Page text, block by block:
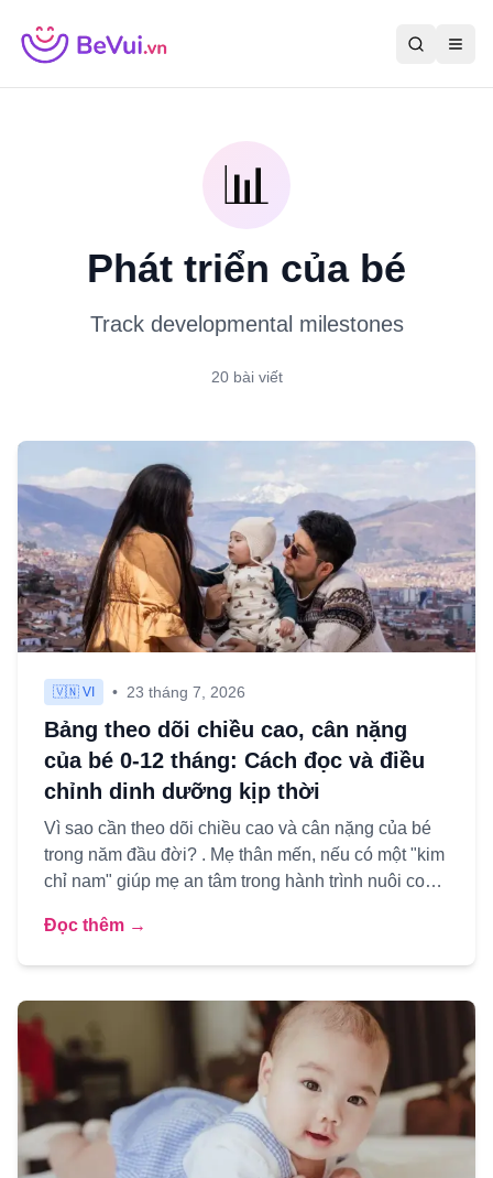
📊
Phát triển của bé
Track developmental milestones
20bài viết
🇻🇳 VI • 23 tháng 7, 2026
Bảng theo dõi chiều cao, cân nặng
của bé 0-12 tháng: Cách đọc và điều
chỉnh dinh dưỡng kịp thời
Vì sao cần theo dõi chiều cao và cân nặng của bé
trong năm đầu đời? . Mẹ thân mến, nếu có một "kim
chỉ nam" giúp mẹ an tâm trong hành trình nuôi con
Đọc thêm →